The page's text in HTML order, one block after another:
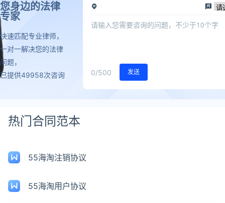
您身边的法律
专家
快速匹配专业律师，
一对一解决您的法律
问题，
已提供49958次咨询
0/500 发送
热门合同范本
55海淘注销协议
55海淘用户协议